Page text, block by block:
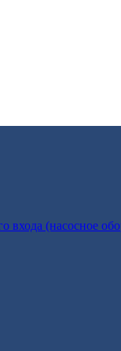
входа (насосное